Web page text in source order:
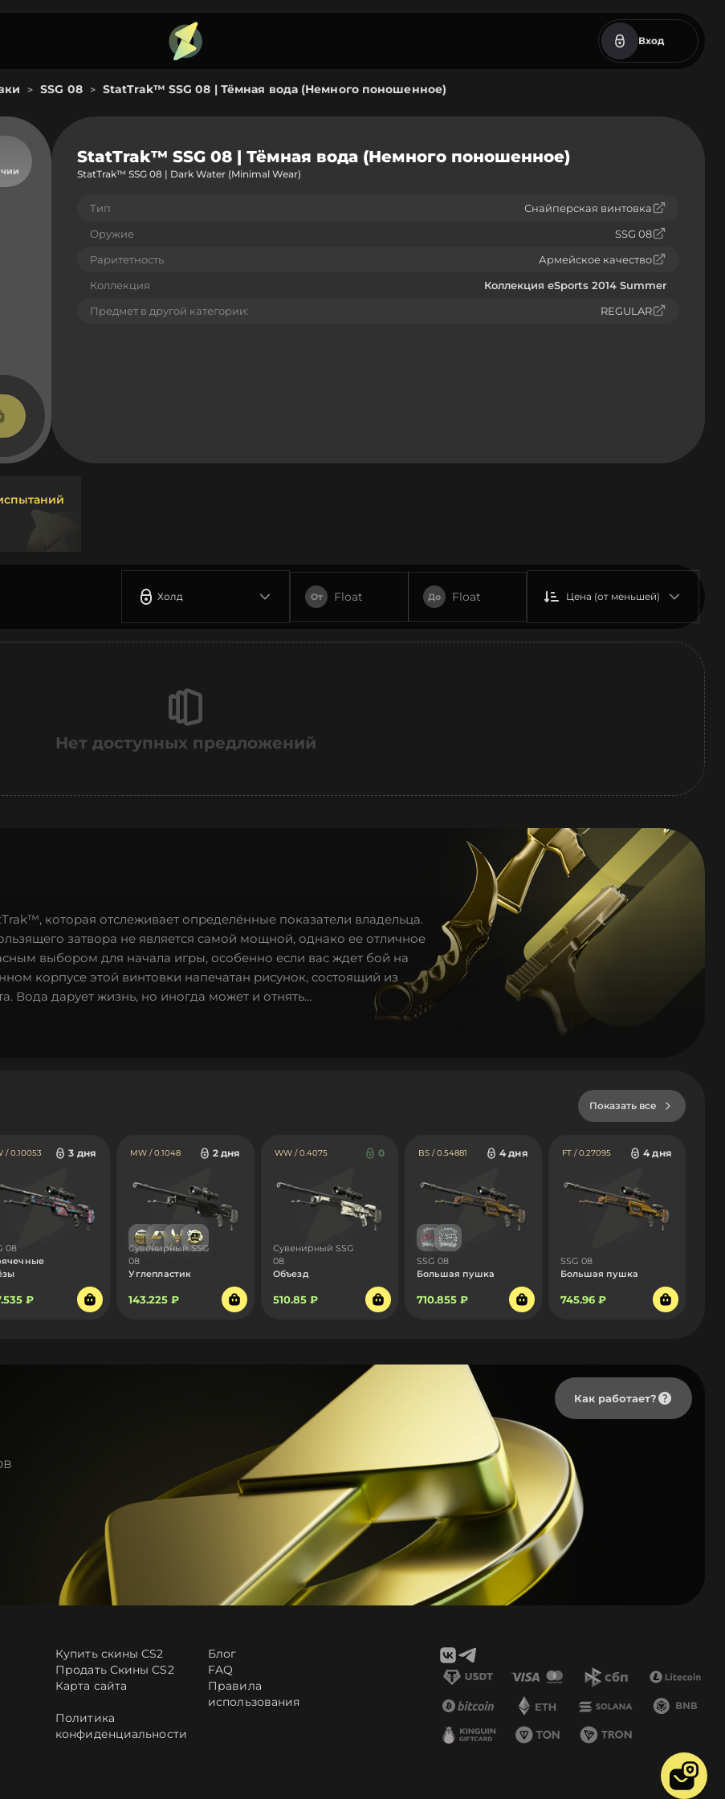
Вход
> SSG 08 > StatTrak™ SSG 08 | Тёмная вода (Немного поношенное)
StatTrak™ SSG 08 | Тёмная вода (Немного поношенное)
StatTrak™ SSG 08 | Dark Water (Minimal Wear)
Тип
Снайперская винтовка
Оружие
SSG 08
Раритетность
Армейское качество
Коллекция
Коллекция eSports 2014 Summer
Предмет в другой категории:
REGULAR
Холд От Float До Float Цена (от меньшей)
Нет доступных предложений
которая отслеживает определённые показатели владельца.
затвора не является самой мощной, однако ее отличное
выбором для начала игры, особенно если вас ждет бой на
корпусе этой винтовки напечатан рисунок, состоящий из
Вода дарует жизнь, но иногда может и отнять…
Показать все
/ 0.10053 3 дня
08
₽
MW / 0.1048 2 дня
Сувенирный SSG
08
Углепластик
143.225 ₽
WW / 0.4075 0
Сувенирный SSG
08
Объезд
510.85 ₽
BS / 0.54881 4 дня
SSG 08
Большая пушка
710.855 ₽
FT / 0.27095 4 дня
SSG 08
Большая пушка
745.96 ₽
Как работает?
Купить скины CS2
Блог
Продать Скины CS2
FAQ
Карта сайта
Правила
использования
Политика
конфиденциальности